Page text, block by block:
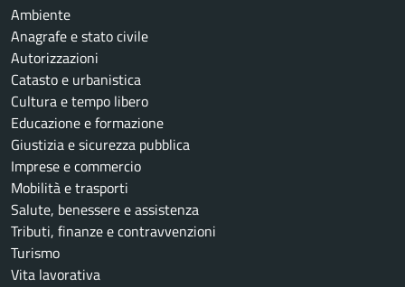
Ambiente
Anagrafe e stato civile
Autorizzazioni
Catasto e urbanistica
Cultura e tempo libero
Educazione e formazione
Giustizia e sicurezza pubblica
Imprese e commercio
Mobilità e trasporti
Salute, benessere e assistenza
Tributi, finanze e contravvenzioni
Turismo
Vita lavorativa